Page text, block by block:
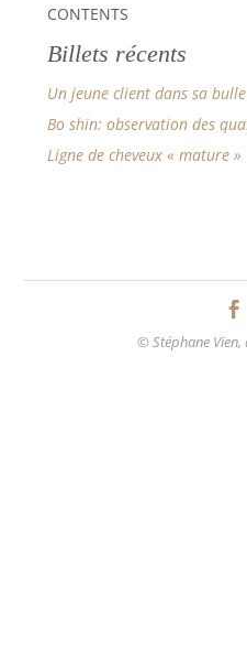
CONTENTS
Billets récents
Un jeune client dans sa
Bo shin: observation des
Ligne de cheveux « mature »
© Stéphane